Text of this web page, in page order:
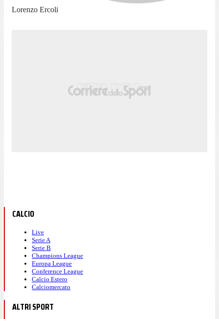
Lorenzo Ercoli
CALCIO
Live
Serie A
Serie B
Champions League
Europa League
Conference League
Calcio Estero
Calciomercato
ALTRI SPORT